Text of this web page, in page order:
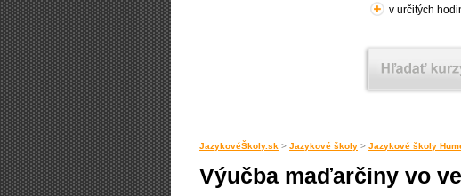
v určitých
JazykovéŠkoly.sk > Jazykové školy > Jazykové školy
Výučba maďarčiny vo